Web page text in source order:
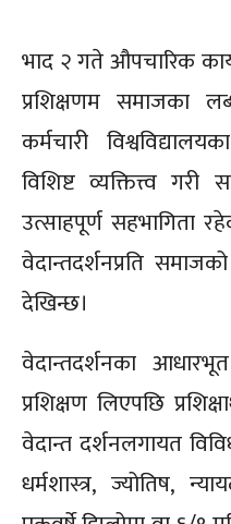
भाद २ गते औपचारिक
प्रशिक्षणम समाजका
कर्मचारी
विशिष्ट व्यक्तित्त्व गरी
उत्साहपूर्ण सहभागिता
वेदान्तदर्शनप्रति
देखिन्छ।
वेदान्तदर्शनका
प्रशिक्षण लिएपछि
वेदान्त दर्शनलगायत
धर्मशास्त्र, ज्योतिष,